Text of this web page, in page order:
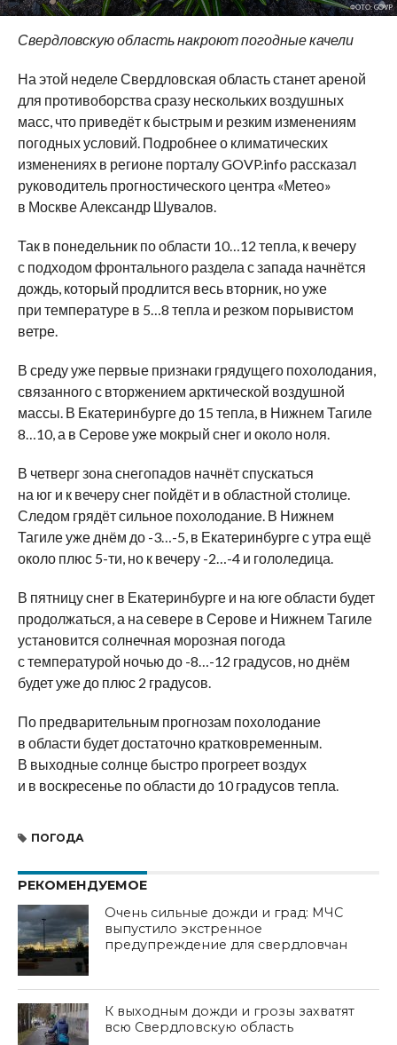
ФОТО: GOVP
Свердловскую область накроют погодные качели
На этой неделе Свердловская область станет ареной
для противоборства сразу нескольких воздушных
масс, что приведёт к быстрым и резким изменениям
погодных условий. Подробнее о климатических
изменениях в регионе порталу GOVP.info рассказал
руководитель прогностического центра «Метео»
в Москве Александр Шувалов.
Так в понедельник по области 10…12 тепла, к вечеру
с подходом фронтального раздела с запада начнётся
дождь, который продлится весь вторник, но уже
при температуре в 5…8 тепла и резком порывистом
ветре.
В среду уже первые признаки грядущего похолодания,
связанного с вторжением арктической воздушной
массы. В Екатеринбурге до 15 тепла, в Нижнем Тагиле
8…10, а в Серове уже мокрый снег и около ноля.
В четверг зона снегопадов начнёт спускаться
на юг и к вечеру снег пойдёт и в областной столице.
Следом грядёт сильное похолодание. В Нижнем
Тагиле уже днём до -3…-5, в Екатеринбурге с утра ещё
около плюс 5-ти, но к вечеру -2…-4 и гололедица.
В пятницу снег в Екатеринбурге и на юге области будет
продолжаться, а на севере в Серове и Нижнем Тагиле
установится солнечная морозная погода
с температурой ночью до -8…-12 градусов, но днём
будет уже до плюс 2 градусов.
По предварительным прогнозам похолодание
в области будет достаточно кратковременным.
В выходные солнце быстро прогреет воздух
и в воскресенье по области до 10 градусов тепла.
ПОГОДА
РЕКОМЕНДУЕМОЕ
Очень сильные дожди и град: МЧС
выпустило экстренное
предупреждение для свердловчан
К выходным дожди и грозы захватят
всю Свердловскую область